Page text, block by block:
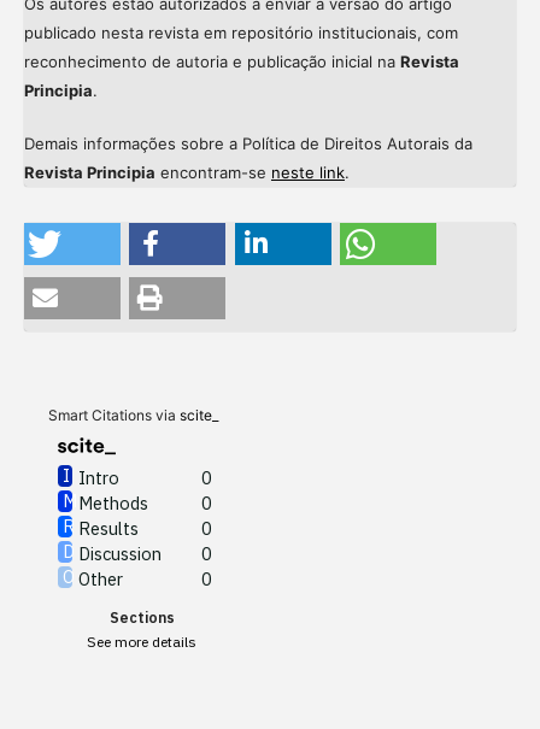
publicado nesta revista em repositório institucionais, com
reconhecimento de autoria e publicação inicial na Revista
Principia.
Demais informações sobre a Política de Direitos Autorais da
Revista Principia encontram-se neste link.
Smart Citations via scite_
Intro
0
Methods
0
Results
0
Discussion
0
Other
0
Sections
See more details